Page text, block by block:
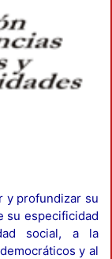
y profundizar su
su especificidad
social, a la
y al